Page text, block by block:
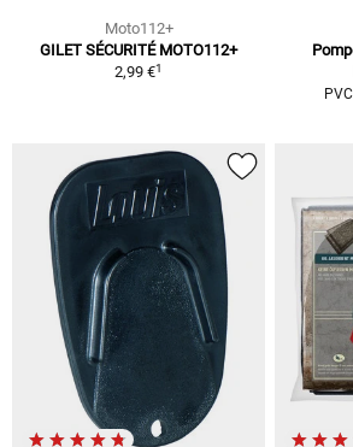
Moto112+
GILET SÉCURITÉ MOTO112+
2,99 €1